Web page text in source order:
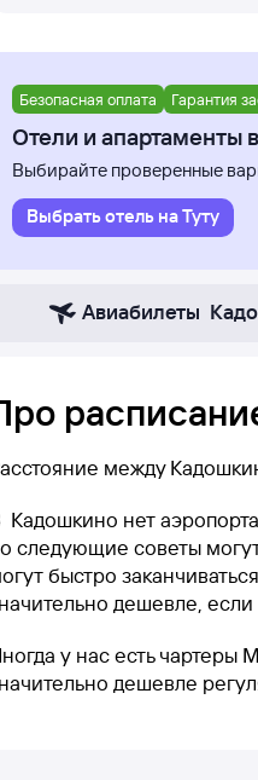
Безопасная оплата Гарантия
Отели и апартаменты
Выбирайте проверенные
Выбрать отель на Туту
Авиабилеты
между
Кадошкино нет
следующие советы
быстро
дешевле,
у нас есть чартеры
дешевле